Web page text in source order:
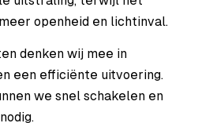
openheid en lichtinval.
denken wij mee in
een efficiënte uitvoering.
we snel schakelen en